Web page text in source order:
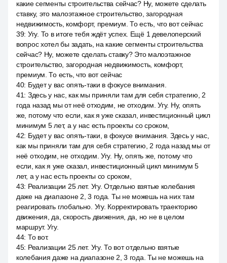
какие сегменты строительства сейчас? Ну, можете сделать
ставку, это малоэтажное строительство, загородная
недвижимость, комфорт, премиум. То есть, что вот сейчас
39: Угу. То в итоге тебя ждёт успех. Ещё 1 девелоперский
вопрос хотел бы задать, на какие сегменты строительства
сейчас? Ну, можете сделать ставку? Это малоэтажное
строительство, загородная недвижимость, комфорт,
премиум. То есть, что вот сейчас
40: Будет у вас опять-таки в фокусе внимания.
41: Здесь у нас, как мы приняли там для себя стратегию, 2
года назад мы от неё отходим, не отходим. Угу. Ну, опять
же, потому что если, как я уже сказал, инвестиционный цикл
минимум 5 лет, а у нас есть проекты со сроком,
42: Будет у вас опять-таки, в фокусе внимания. Здесь у нас,
как мы приняли там для себя стратегию, 2 года назад мы от
неё отходим, не отходим. Угу. Ну, опять же, потому что
если, как я уже сказал, инвестиционный цикл минимум 5
лет, а у нас есть проекты со сроком,
43: Реализации 25 лет. Угу. Отдельно взятые колебания
даже на диапазоне 2, 3 года. Ты не можешь на них там
реагировать глобально. Угу. Корректировать траекторию
движения, да, скорость движения, да, но не в целом
маршрут. Угу.
44: То вот.
45: Реализации 25 лет. Угу. То вот отдельно взятые
колебания даже на диапазоне 2, 3 года. Ты не можешь на